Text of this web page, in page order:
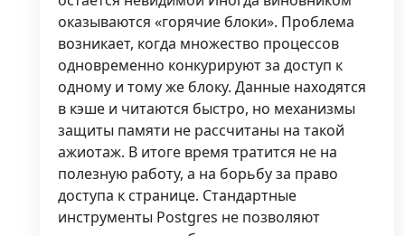
оказываются «горячие блоки». Проблема
возникает, когда множество процессов
одновременно конкурируют за доступ к
одному и тому же блоку. Данные находятся
в кэше и читаются быстро, но механизмы
защиты памяти не рассчитаны на такой
ажиотаж. В итоге время тратится не на
полезную работу, а на борьбу за право
доступа к странице. Стандартные
инструменты Postgres не позволяют